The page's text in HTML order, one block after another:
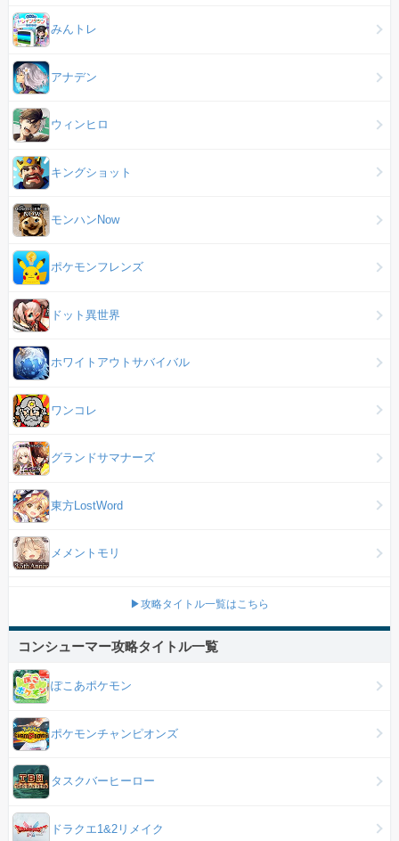
みんトレ
アナデン
ウィンヒロ
キングショット
モンハンNow
ポケモンフレンズ
ドット異世界
ホワイトアウトサバイバル
ワンコレ
グランドサマナーズ
東方LostWord
メメントモリ
▶攻略タイトル一覧はこちら
コンシューマー攻略タイトル一覧
ぽこあポケモン
ポケモンチャンピオンズ
タスクバーヒーロー
ドラクエ1&2リメイク